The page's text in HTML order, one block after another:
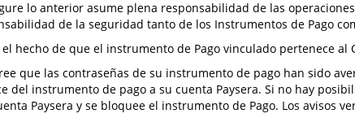
lo anterior asume plena responsabilidad de las
de la seguridad tanto de los Instrumentos de Pago
hecho de que el instrumento de Pago vinculado pertenece al
que las contraseñas de su instrumento de pago han sido
instrumento de pago a su cuenta Paysera. Si no hay
Paysera y se bloquee el instrumento de Pago. Los avisos